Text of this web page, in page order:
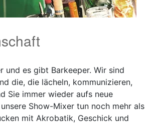
und es gibt Barkeeper. Wir sind
die, die lächeln, kommunizieren,
Sie immer wieder aufs neue
Show-Mixer tun noch mehr als
mit Akrobatik, Geschick und